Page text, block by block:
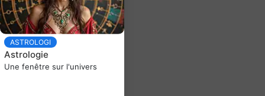
ASTROLOGI
Astrologie
Une fenêtre sur l'univers